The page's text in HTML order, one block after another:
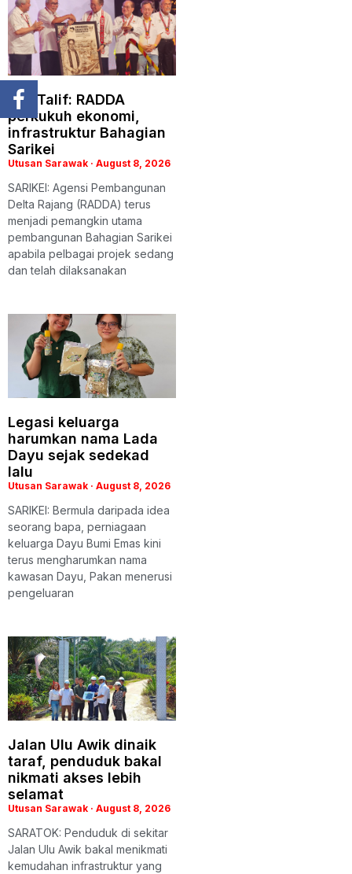
Len Talif: RADDA
perkukuh ekonomi,
infrastruktur Bahagian
Sarikei
Utusan Sarawak August 8, 2026
SARIKEI: Agensi Pembangunan
Delta Rajang (RADDA) terus
menjadi pemangkin utama
pembangunan Bahagian Sarikei
apabila pelbagai projek sedang
dan telah dilaksanakan
Legasi keluarga
harumkan nama Lada
Dayu sejak sedekad
lalu
Utusan Sarawak August 8, 2026
SARIKEI: Bermula daripada idea
seorang bapa, perniagaan
keluarga Dayu Bumi Emas kini
terus mengharumkan nama
kawasan Dayu, Pakan menerusi
pengeluaran
Jalan Ulu Awik dinaik
taraf, penduduk bakal
nikmati akses lebih
selamat
Utusan Sarawak August 8, 2026
SARATOK: Penduduk di sekitar
Jalan Ulu Awik bakal menikmati
kemudahan infrastruktur yang